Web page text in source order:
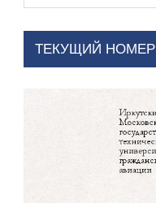
ТЕКУЩИЙ НОМЕР